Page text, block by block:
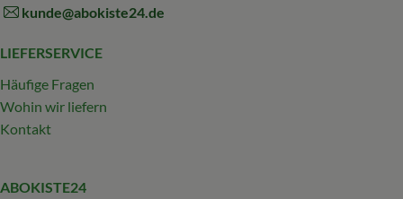
kunde@abokiste24.de
LIEFERSERVICE
Häufige Fragen
Wohin wir liefern
Kontakt
ABOKISTE24